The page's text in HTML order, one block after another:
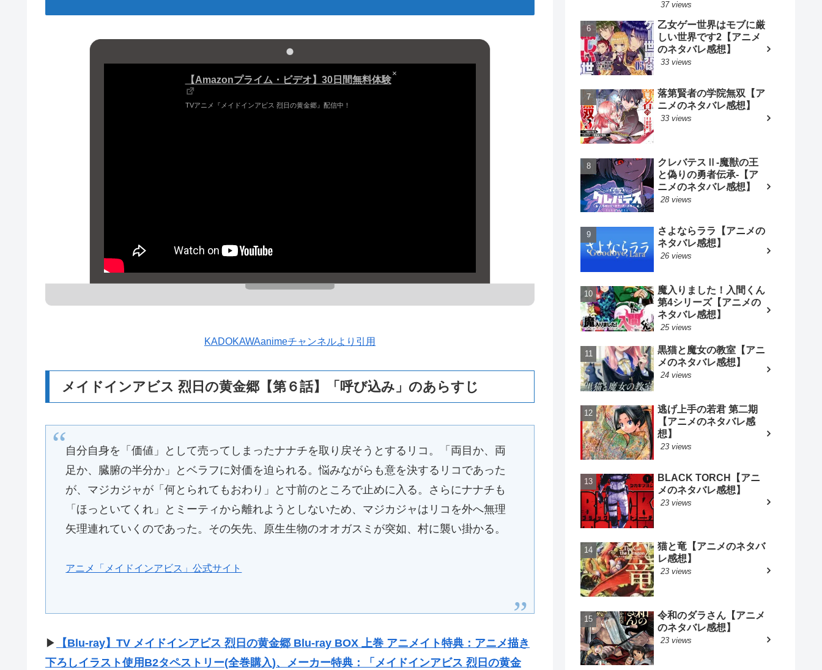
【Amazonプライム・ビデオ】30日間無料体験
TVアニメ『メイドインアビス 烈日の黄金郷』配信中！
KADOKAWAanimeチャンネルより引用
メイドインアビス 烈日の黄金郷【第６話】「呼び込み」のあらすじ
自分自身を「価値」として売ってしまったナナチを取り戻そうとするリコ。「両目か、両
足か、臓腑の半分か」とベラフに対価を迫られる。悩みながらも意を決するリコであった
が、マジカジャが「何とられてもおわり」と寸前のところで止めに入る。さらにナナチも
「ほっといてくれ」とミーティから離れようとしないため、マジカジャはリコを外へ無理
矢理連れていくのであった。その矢先、原生生物のオオガスミが突如、村に襲い掛かる。
アニメ「メイドインアビス」公式サイト
▶
【Blu-ray】TV メイドインアビス 烈日の黄金郷 Blu-ray BOX 上巻 アニメイト特典：アニメ描き
下ろしイラスト使用B2タペストリー(全巻購入)、メーカー特典：「メイドインアビス 烈日の黄金
37 views
乙女ゲー世界はモブに厳
しい世界です2【アニメ
のネタバレ感想】
33 views
落第賢者の学院無双【ア
ニメのネタバレ感想】
33 views
クレバテスⅡ-魔獣の王
と偽りの勇者伝承-【ア
ニメのネタバレ感想】
28 views
さよならララ【アニメの
ネタバレ感想】
26 views
魔入りました！入間くん
第4シリーズ【アニメの
ネタバレ感想】
25 views
黒猫と魔女の教室【アニ
メのネタバレ感想】
24 views
逃げ上手の若君 第二期
【アニメのネタバレ感
想】
23 views
BLACK TORCH【アニ
メのネタバレ感想】
23 views
猫と竜【アニメのネタバ
レ感想】
23 views
令和のダラさん【アニメ
のネタバレ感想】
23 views